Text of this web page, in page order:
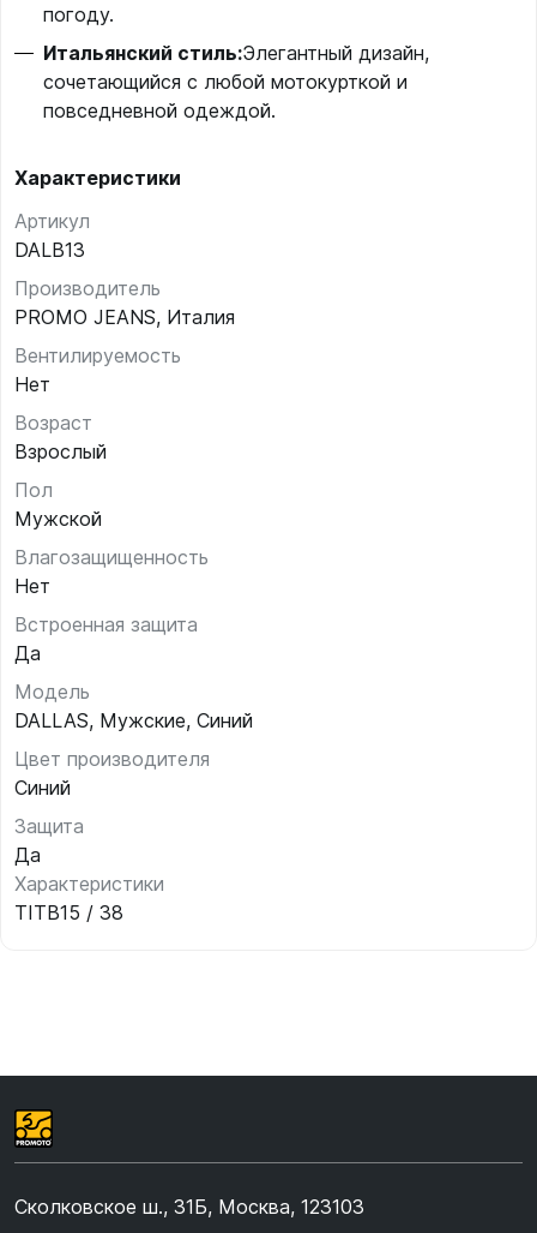
погоду.
Итальянский стиль:Элегантный дизайн,
сочетающийся с любой мотокурткой и
повседневной одеждой.
Характеристики
Артикул
DALB13
Производитель
PROMO JEANS, Италия
Вентилируемость
Нет
Возраст
Взрослый
Пол
Мужской
Влагозащищенность
Нет
Встроенная защита
Да
Модель
DALLAS, Мужские, Синий
Цвет производителя
Синий
Защита
Да
Характеристики
TITB15 / 38
Сколковское ш., 31Б, Москва, 123103